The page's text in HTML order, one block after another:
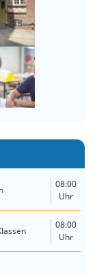
08:00
Uhr
08:00
Uhr